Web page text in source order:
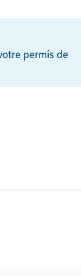
permis de